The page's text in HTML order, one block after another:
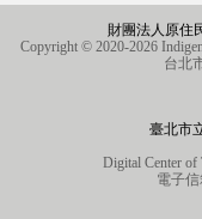
財團法人原住
Copyright © 2020-2026
台北
臺北市
Digital Center of
電子